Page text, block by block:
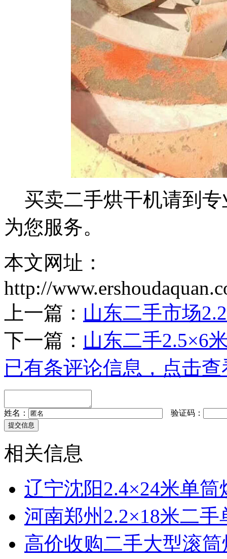
买卖二手烘干机请到专
为您服务。
本文网址：
http://
上一篇： 山东二手市场
下一篇： 山东二手2.5×6
已有条评论信息，点击查
姓名： 验证码：
相关信息
辽宁沈阳2.4×24米单
河南郑州2.2×18米二
高价收购二手大型滚